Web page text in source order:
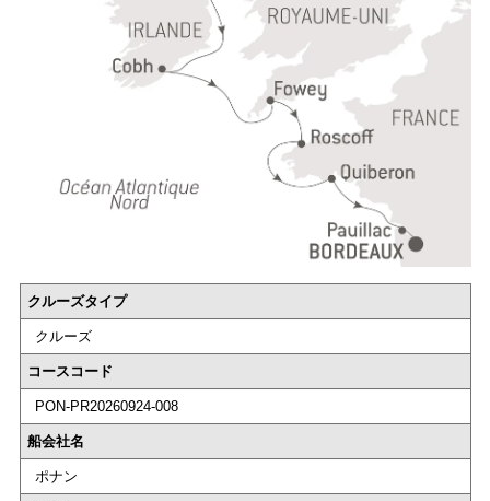
クルーズタイプ
クルーズ
コースコード
PON-PR20260924-008
船会社名
ポナン